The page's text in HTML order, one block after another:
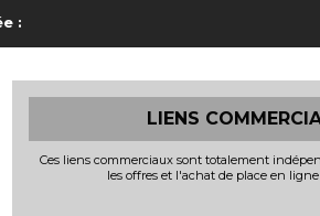
:
LIENS
Ces liens commerciaux sont totalement
les offres et l'achat de place en